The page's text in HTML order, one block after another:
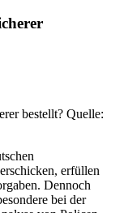
bestellt? Quelle:
erfüllen
Dennoch
bei der